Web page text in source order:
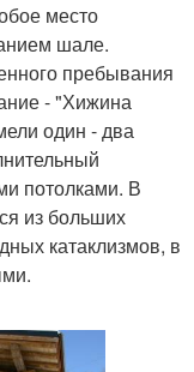
место
шале.
пребывания
- "Хижина
один - два
потолками. В
из больших
катаклизмов, в